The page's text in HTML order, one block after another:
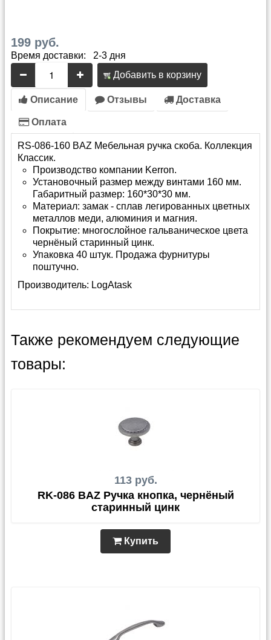
199 руб.
Время доставки: 2-3 дня
Добавить в корзину
Описание Отзывы Доставка
Оплата
RS-086-160 BAZ Мебельная ручка скоба. Коллекция
Классик.
Производство компании Kerron.
Установочный размер между винтами 160 мм.
Габаритный размер: 160*30*30 мм.
Материал: замак - сплав легированных цветных
металлов меди, алюминия и магния.
Покрытие: многослойное гальваническое цвета
чернёный старинный цинк.
Упаковка 40 штук. Продажа фурнитуры
поштучно.
Производитель: LogAtask
Также рекомендуем следующие
товары:
113 руб.
RK-086 BAZ Ручка кнопка, чернёный
старинный цинк
Купить